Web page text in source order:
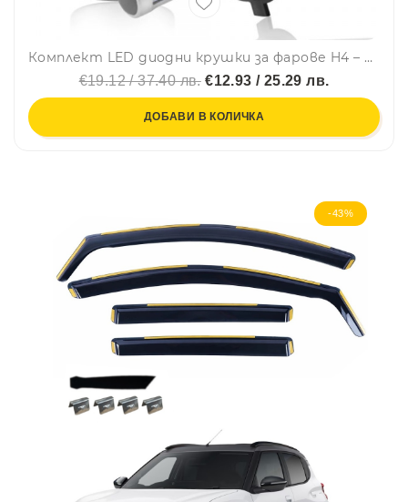
Комплект LED диодни крушки за фарове H4 – LED Headlight, 72W, 9-32V
€19.12 / 37.40 лв.€12.93 / 25.29 лв.
ДОБАВИ В КОЛИЧКА
-43%